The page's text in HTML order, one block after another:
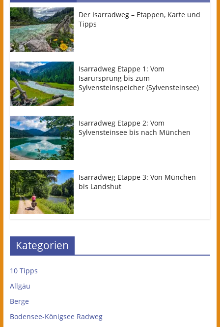
Der Isarradweg – Etappen, Karte und
Tipps
Isarradweg Etappe 1: Vom
Isarursprung bis zum
Sylvensteinspeicher (Sylvensteinsee)
Isarradweg Etappe 2: Vom
Sylvensteinsee bis nach München
Isarradweg Etappe 3: Von München
bis Landshut
Kategorien
10 Tipps
Allgäu
Berge
Bodensee-Königsee Radweg